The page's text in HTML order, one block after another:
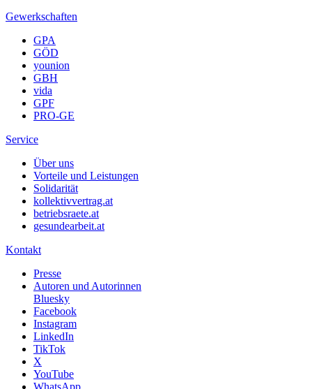
Gewerkschaften
GPA
GÖD
younion
GBH
vida
GPF
PRO-GE
Service
Über uns
Vorteile und Leistungen
Solidarität
kollektivvertrag.at
betriebsraete.at
gesundearbeit.at
Kontakt
Presse
Autoren und Autorinnen
Bluesky
Facebook
Instagram
LinkedIn
TikTok
X
YouTube